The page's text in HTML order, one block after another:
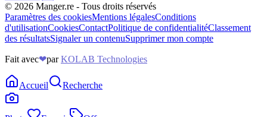
© 2026 Manger.re - Tous droits réservés
Paramètres des cookiesMentions légalesConditions
d'utilisationCookiesContactPolitique de confidentialitéClassement
des résultatsSignaler un contenuSupprimer mon compte
Fait avec❤par KOLAB Technologies
Accueil Recherche